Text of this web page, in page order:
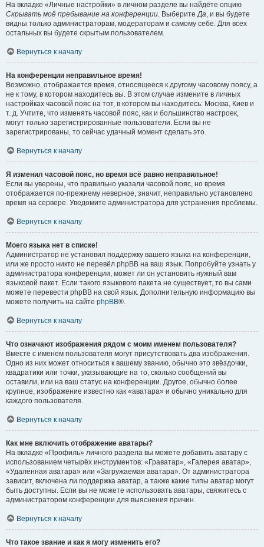
На вкладке «Личные настройки» в личном разделе вы найдёте опцию
Скрывать моё пребывание на конференции. ВыберитеДа, и вы будете
видны только администраторам, модераторам и самому себе. Для всех
остальных вы будете скрытым пользователем.
Вернуться к началу
На конференции неправильное время!
Возможно, отображается время, относящееся к другому часовому поясу, а
не к тому, в котором находитесь вы. В этом случае измените в личных
настройках часовой пояс на тот, в котором вы находитесь: Москва, Киев и
т. д. Учтите, что изменять часовой пояс, как и большинство настроек,
могут только зарегистрированные пользователи. Если вы не
зарегистрированы, то сейчас удачный момент сделать это.
Вернуться к началу
Я изменил часовой пояс, но время всё равно неправильное!
Если вы уверены, что правильно указали часовой пояс, но время
отображается по-прежнему неверное, значит, неправильно установлено
время на сервере. Уведомите администратора для устранения проблемы.
Вернуться к началу
Моего языка нет в списке!
Администратор не установил поддержку вашего языка на конференции,
или же просто никто не перевёл phpBB на ваш язык. Попробуйте узнать у
администратора конференции, может ли он установить нужный вам
языковой пакет. Если такого языкового пакета не существует, то вы сами
можете перевести phpBB на свой язык. Дополнительную информацию вы
можете получить на сайте phpBB®.
Вернуться к началу
Что означают изображения рядом с моим именем пользователя?
Вместе с именем пользователя могут присутствовать два изображения.
Одно из них может относиться к вашему званию, обычно это звёздочки,
квадратики или точки, указывающие на то, сколько сообщений вы
оставили, или на ваш статус на конференции. Другое, обычно более
крупное, изображение известно как «аватара» и обычно уникально для
каждого пользователя.
Вернуться к началу
Как мне включить отображение аватары?
На вкладке «Профиль» личного раздела вы можете добавить аватару с
использованием четырёх инструментов: «Граватар», «Галерея аватар»,
«Удалённая аватара» или «Загружаемая аватара». От администратора
зависит, включена ли поддержка аватар, а также какие типы аватар могут
быть доступны. Если вы не можете использовать аватары, свяжитесь с
администратором конференции для выяснения причин.
Вернуться к началу
Что такое звание и как я могу изменить его?